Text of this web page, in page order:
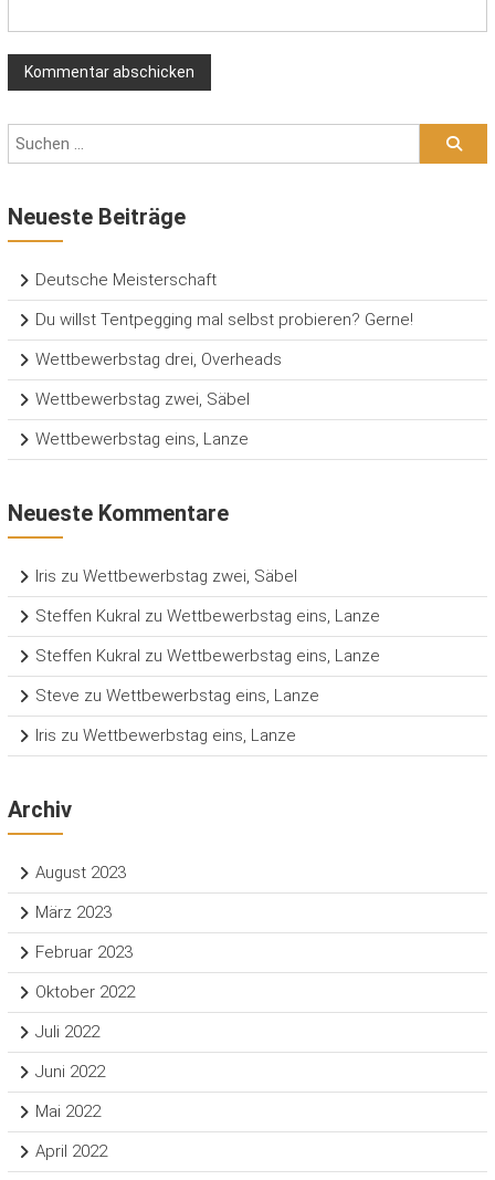
Neueste Beiträge
Deutsche Meisterschaft
Du willst Tentpegging mal selbst probieren? Gerne!
Wettbewerbstag drei, Overheads
Wettbewerbstag zwei, Säbel
Wettbewerbstag eins, Lanze
Neueste Kommentare
Iris zu Wettbewerbstag zwei, Säbel
Steffen Kukral zu Wettbewerbstag eins, Lanze
Steffen Kukral zu Wettbewerbstag eins, Lanze
Steve zu Wettbewerbstag eins, Lanze
Iris zu Wettbewerbstag eins, Lanze
Archiv
August 2023
März 2023
Februar 2023
Oktober 2022
Juli 2022
Juni 2022
Mai 2022
April 2022